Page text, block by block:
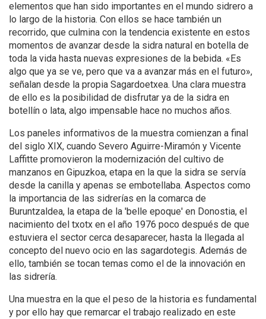
elementos que han sido importantes en el mundo sidrero a
lo largo de la historia. Con ellos se hace también un
recorrido, que culmina con la tendencia existente en estos
momentos de avanzar desde la sidra natural en botella de
toda la vida hasta nuevas expresiones de la bebida. «Es
algo que ya se ve, pero que va a avanzar más en el futuro»,
señalan desde la propia Sagardoetxea. Una clara muestra
de ello es la posibilidad de disfrutar ya de la sidra en
botellín o lata, algo impensable hace no muchos años.
Los paneles informativos de la muestra comienzan a final
del siglo XIX, cuando Severo Aguirre-Miramón y Vicente
Laffitte promovieron la modernización del cultivo de
manzanos en Gipuzkoa, etapa en la que la sidra se servía
desde la canilla y apenas se embotellaba. Aspectos como
la importancia de las sidrerías en la comarca de
Buruntzaldea, la etapa de la 'belle epoque' en Donostia, el
nacimiento del txotx en el año 1976 poco después de que
estuviera el sector cerca desaparecer, hasta la llegada al
concepto del nuevo ocio en las sagardotegis. Además de
ello, también se tocan temas como el de la innovación en
las sidrería.
Una muestra en la que el peso de la historia es fundamental
y por ello hay que remarcar el trabajo realizado en este